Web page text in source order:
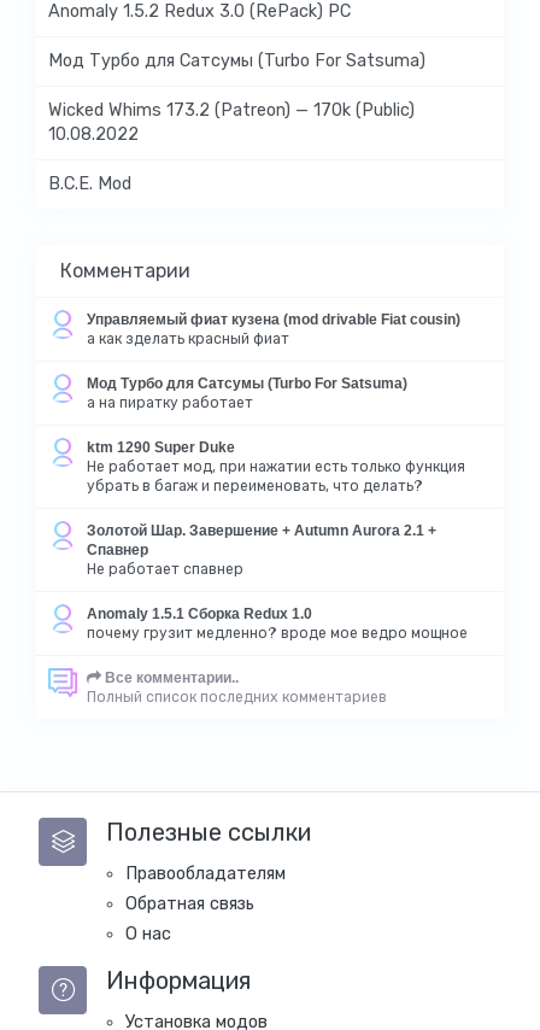
Anomaly 1.5.2 Redux 3.0 (RePack) PC
Мод Турбо для Сатсумы (Turbo For Satsuma)
Wicked Whims 173.2 (Patreon) — 170k (Public)
10.08.2022
B.C.E. Mod
Комментарии
Управляемый фиат кузена (mod drivable Fiat cousin)
а как зделать красный фиат
Мод Турбо для Сатсумы (Turbo For Satsuma)
а на пиратку работает
ktm 1290 Super Duke
Не работает мод, при нажатии есть только функция
убрать в багаж и переименовать, что делать?
Золотой Шар. Завершение + Autumn Aurora 2.1 +
Спавнер
Не работает спавнер
Anomaly 1.5.1 Сборка Redux 1.0
почему грузит медленно? вроде мое ведро мощное
Все комментарии..
Полный список последних комментариев
Полезные ссылки
Правообладателям
Обратная связь
О нас
Информация
Установка модов